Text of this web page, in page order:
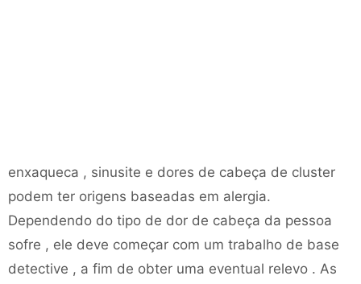
enxaqueca , sinusite e dores de cabeça de cluster
podem ter origens baseadas em alergia.
Dependendo do tipo de dor de cabeça da pessoa
sofre , ele deve começar com um trabalho de base
detective , a fim de obter uma eventual relevo . As